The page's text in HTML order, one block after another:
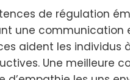
de régulation
une communication
aident les individus
Une meilleure